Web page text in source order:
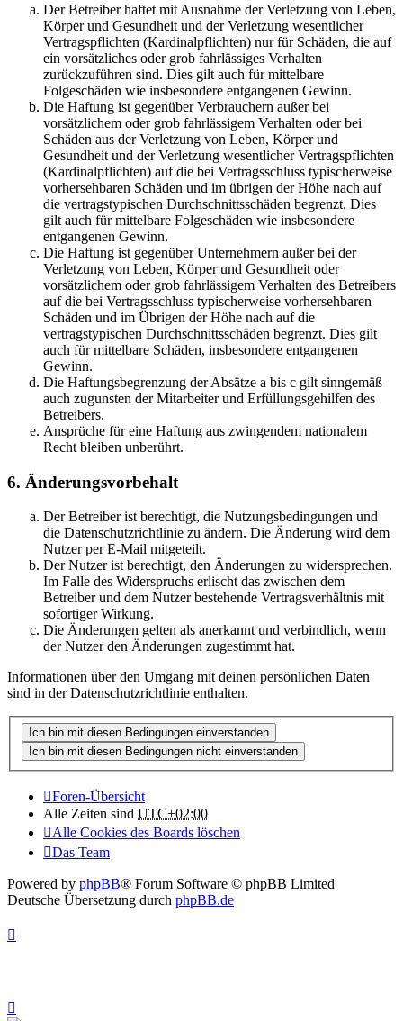
Der Betreiber haftet mit Ausnahme der Verletzung von Leben,
Körper und Gesundheit und der Verletzung wesentlicher
Vertragspflichten (Kardinalpflichten) nur für Schäden, die auf
ein vorsätzliches oder grob fahrlässiges Verhalten
zurückzuführen sind. Dies gilt auch für mittelbare
Folgeschäden wie insbesondere entgangenen Gewinn.
Die Haftung ist gegenüber Verbrauchern außer bei
vorsätzlichem oder grob fahrlässigem Verhalten oder bei
Schäden aus der Verletzung von Leben, Körper und
Gesundheit und der Verletzung wesentlicher Vertragspflichten
(Kardinalpflichten) auf die bei Vertragsschluss typischerweise
vorhersehbaren Schäden und im übrigen der Höhe nach auf
die vertragstypischen Durchschnittsschäden begrenzt. Dies
gilt auch für mittelbare Folgeschäden wie insbesondere
entgangenen Gewinn.
Die Haftung ist gegenüber Unternehmern außer bei der
Verletzung von Leben, Körper und Gesundheit oder
vorsätzlichem oder grob fahrlässigem Verhalten des Betreibers
auf die bei Vertragsschluss typischerweise vorhersehbaren
Schäden und im Übrigen der Höhe nach auf die
vertragstypischen Durchschnittsschäden begrenzt. Dies gilt
auch für mittelbare Schäden, insbesondere entgangenen
Gewinn.
Die Haftungsbegrenzung der Absätze a bis c gilt sinngemäß
auch zugunsten der Mitarbeiter und Erfüllungsgehilfen des
Betreibers.
Ansprüche für eine Haftung aus zwingendem nationalem
Recht bleiben unberührt.
6. Änderungsvorbehalt
Der Betreiber ist berechtigt, die Nutzungsbedingungen und
die Datenschutzrichtlinie zu ändern. Die Änderung wird dem
Nutzer per E-Mail mitgeteilt.
Der Nutzer ist berechtigt, den Änderungen zu widersprechen.
Im Falle des Widerspruchs erlischt das zwischen dem
Betreiber und dem Nutzer bestehende Vertragsverhältnis mit
sofortiger Wirkung.
Die Änderungen gelten als anerkannt und verbindlich, wenn
der Nutzer den Änderungen zugestimmt hat.
Informationen über den Umgang mit deinen persönlichen Daten
sind in der Datenschutzrichtlinie enthalten.
Foren-Übersicht
Alle Zeiten sind UTC+02:00
Alle Cookies des Boards löschen
Das Team
Powered by phpBB® Forum Software © phpBB Limited
Deutsche Übersetzung durch phpBB.de